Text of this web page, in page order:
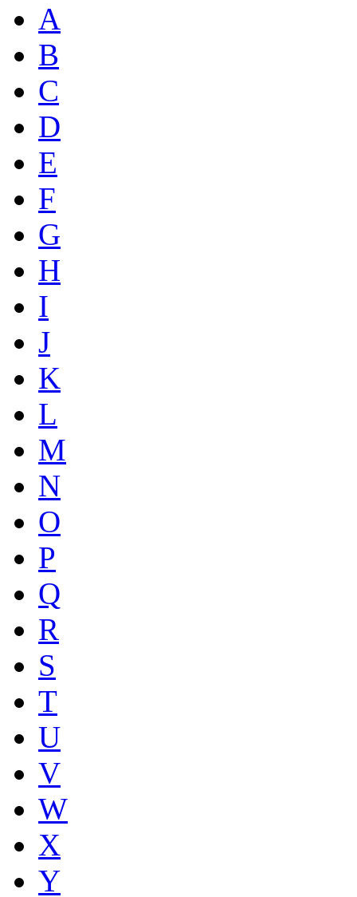
A
B
C
D
E
F
G
H
I
J
K
L
M
N
O
P
Q
R
S
T
U
V
W
X
Y